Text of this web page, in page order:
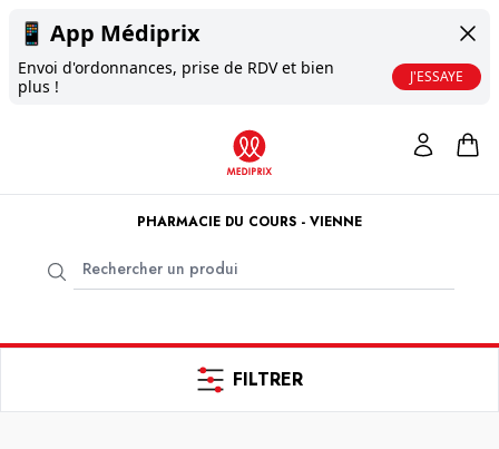
📱 App Médiprix
Envoi d'ordonnances, prise de RDV et bien
plus !
J'ESSAYE
PHARMACIE DU COURS - VIENNE
FILTRER